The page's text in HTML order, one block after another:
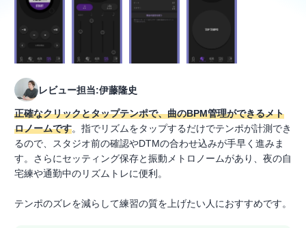
レビュー担当:伊藤隆史
正確なクリックとタップテンポで、曲のBPM管理ができるメト
ロノームです。指でリズムをタップするだけでテンポが計測でき
るので、スタジオ前の確認やDTMの合わせ込みが手早く進みま
す。さらにセッティング保存と振動メトロノームがあり、夜の自
宅練や通勤中のリズムトレに便利。
テンポのズレを減らして練習の質を上げたい人におすすめです。